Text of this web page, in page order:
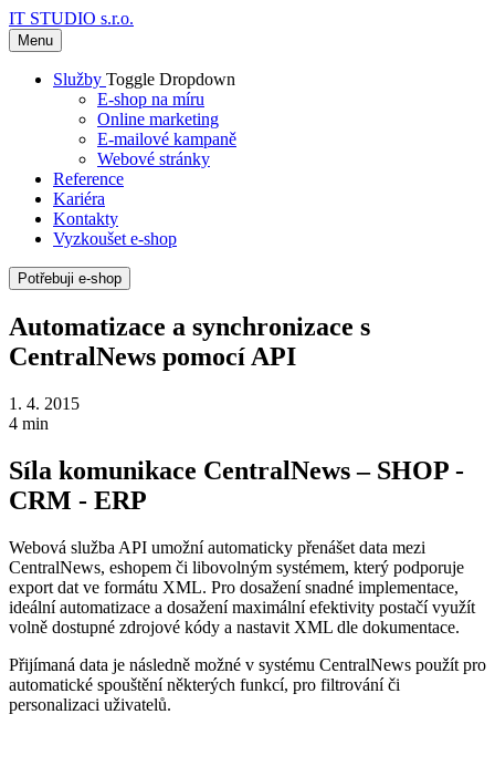
IT STUDIO s.r.o.
Menu
Služby Toggle Dropdown
E-shop na míru
Online marketing
E-mailové kampaně
Webové stránky
Reference
Kariéra
Kontakty
Vyzkoušet e-shop
Potřebuji e-shop
Automatizace a synchronizace s
CentralNews pomocí API
1. 4. 2015
4 min
Síla komunikace CentralNews – SHOP -
CRM - ERP
Webová služba API umožní automaticky přenášet data mezi
CentralNews, eshopem či libovolným systémem, který podporuje
export dat ve formátu XML. Pro dosažení snadné implementace,
ideální automatizace a dosažení maximální efektivity postačí využít
volně dostupné zdrojové kódy a nastavit XML dle dokumentace.
Přijímaná data je následně možné v systému CentralNews použít pro
automatické spouštění některých funkcí, pro filtrování či
personalizaci uživatelů.